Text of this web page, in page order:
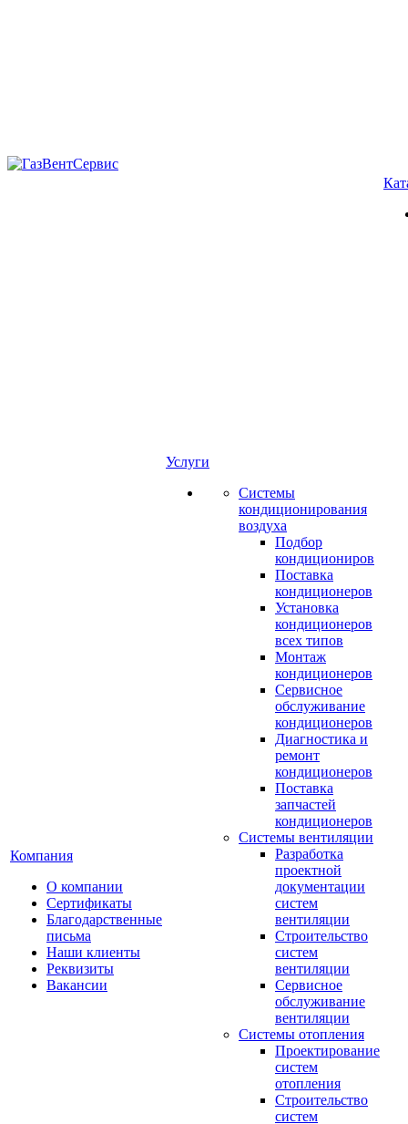
Компания
О компании
Сертификаты
Благодарственные
письма
Наши клиенты
Реквизиты
Вакансии
Услуги
Системы
кондиционирования
воздуха
Подбор
кондициониров
Поставка
кондиционеров
Установка
кондиционеров
всех типов
Монтаж
кондиционеров
Сервисное
обслуживание
кондиционеров
Диагностика и
ремонт
кондиционеров
Поставка
запчастей
кондиционеров
Системы вентиляции
Разработка
проектной
документации
систем
вентиляции
Строительство
систем
вентиляции
Сервисное
обслуживание
вентиляции
Системы отопления
Проектирование
систем
отопления
Строительство
систем